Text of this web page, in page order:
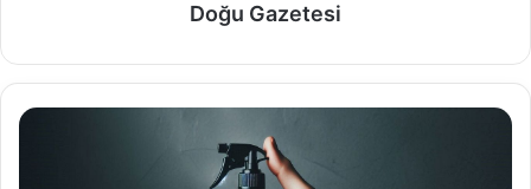
Doğu Gazetesi